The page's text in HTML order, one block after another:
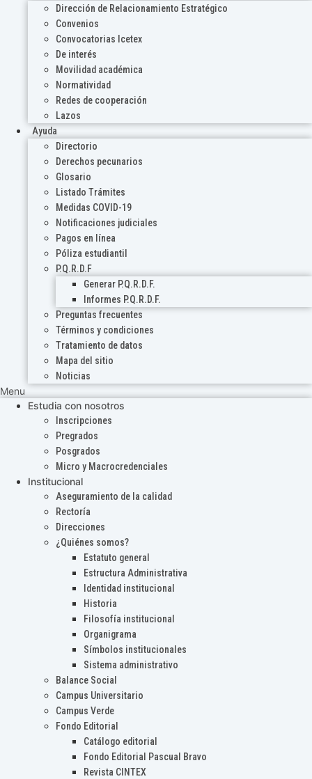
Dirección de Relacionamiento Estratégico
Convenios
Convocatorias Icetex
De interés
Movilidad académica
Normatividad
Redes de cooperación
Lazos
Ayuda
Directorio
Derechos pecunarios
Glosario
Listado Trámites
Medidas COVID-19
Notificaciones judiciales
Pagos en línea
Póliza estudiantil
P.Q.R.D.F
Generar P.Q.R.D.F.
Informes P.Q.R.D.F.
Preguntas frecuentes
Términos y condiciones
Tratamiento de datos
Mapa del sitio
Noticias
Menu
Estudia con nosotros
Inscripciones
Pregrados
Posgrados
Micro y Macrocredenciales
Institucional
Aseguramiento de la calidad
Rectoría
Direcciones
¿Quiénes somos?
Estatuto general
Estructura Administrativa
Identidad institucional
Historia
Filosofía institucional
Organigrama
Símbolos institucionales
Sistema administrativo
Balance Social
Campus Universitario
Campus Verde
Fondo Editorial
Catálogo editorial
Fondo Editorial Pascual Bravo
Revista CINTEX